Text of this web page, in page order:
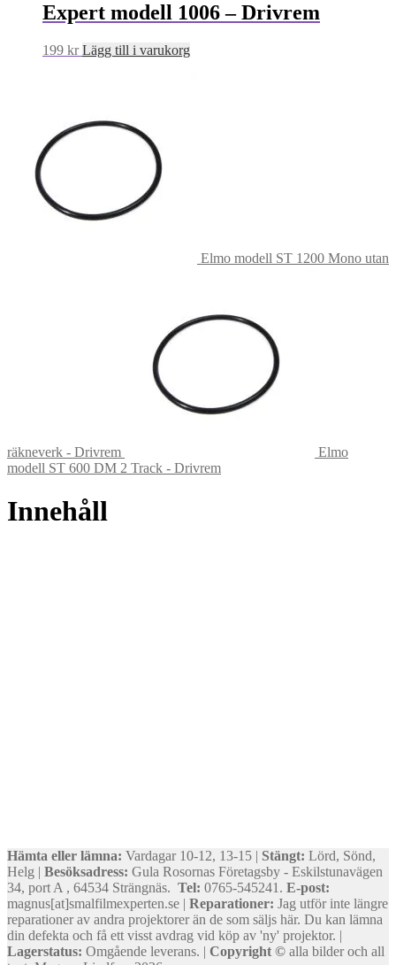
Expert modell 1006 – Drivrem
199 kr Lägg till i varukorg
Elmo modell ST 1200 Mono utan
räkneverk - Drivrem
Elmo
modell ST 600 DM 2 Track - Drivrem
Innehåll
Hämta eller lämna: Vardagar 10-12, 13-15 | Stängt: Lörd, Sönd,
Helg | Besöksadress: Gula Rosornas Företagsby - Eskilstunavägen
34, port A , 64534 Strängnäs. Tel: 0765-545241. E-post:
magnus[at]smalfilmexperten.se | Reparationer: Jag utför inte längre
reparationer av andra projektorer än de som säljs här. Du kan lämna
din defekta och få ett visst avdrag vid köp av 'ny' projektor. |
Lagerstatus: Omgående leverans. | Copyright © alla bilder och all